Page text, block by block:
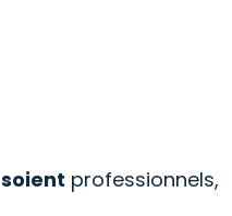
soient professionnels,